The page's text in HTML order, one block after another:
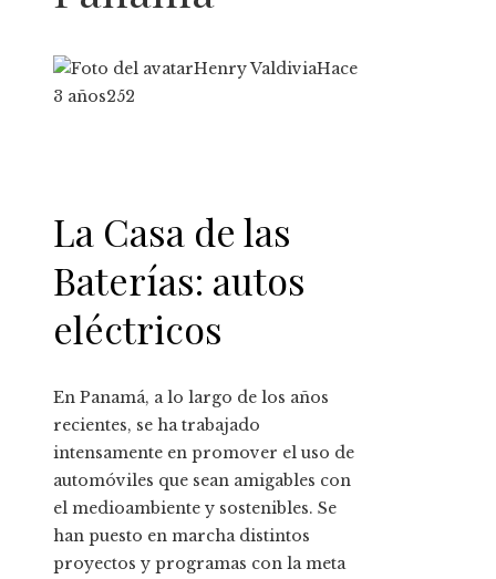
Henry ValdiviaHace
3 años252
La Casa de las
Baterías: autos
eléctricos
En Panamá, a lo largo de los años
recientes, se ha trabajado
intensamente en promover el uso de
automóviles que sean amigables con
el medioambiente y sostenibles. Se
han puesto en marcha distintos
proyectos y programas con la meta